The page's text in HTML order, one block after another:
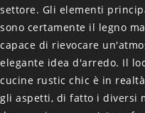
settore. Gli elementi
sono certamente il legno
capace di rievocare
elegante idea d'arredo. Il
cucine rustic chic è in
gli aspetti, di fatto i diversi